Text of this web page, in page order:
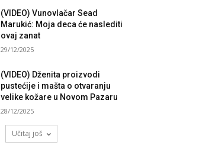
(VIDEO) Vunovlačar Sead
Marukić: Moja deca će naslediti
ovaj zanat
29/12/2025
(VIDEO) Dženita proizvodi
pustećije i mašta o otvaranju
velike kožare u Novom Pazaru
28/12/2025
Učitaj još